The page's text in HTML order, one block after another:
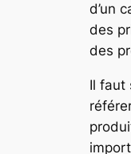
d’un
des
des
Il faut